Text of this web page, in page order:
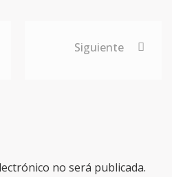
Siguiente
no será publicada.